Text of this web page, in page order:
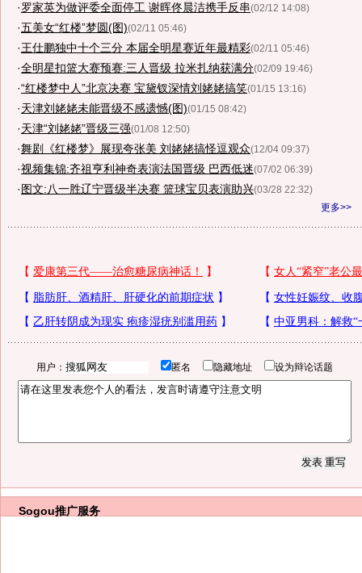
·罗家英为做评委全面停工 谢晖佟晨洁携手反串(02/12 14:08)
·五美女“红楼”梦圆(图)(02/11 05:46)
·王仕鹏独中十个三分 本届全明星赛近年最精彩(02/11 05:46)
·全明星扣篮大赛预赛:三人晋级 拉米扎纳获满分(02/09 19:46)
·“红楼梦中人”北京决赛 宝黛钗深情刘姥姥搞笑(01/15 13:16)
·天津刘姥姥未能晋级不感遗憾(图)(01/15 08:42)
·天津“刘姥姥”晋级三强(01/08 12:50)
·舞剧《红楼梦》展现夸张美 刘姥姥搞怪逗观众(12/04 09:37)
·视频集锦:齐祖亨利神奇表演法国晋级 巴西低迷(07/02 06:39)
·图文:八一胜辽宁晋级半决赛 篮球宝贝表演助兴(03/28 22:32)
更多>>
用户： 匿名 隐藏地址 设为辩论话题
Sogou推广服务